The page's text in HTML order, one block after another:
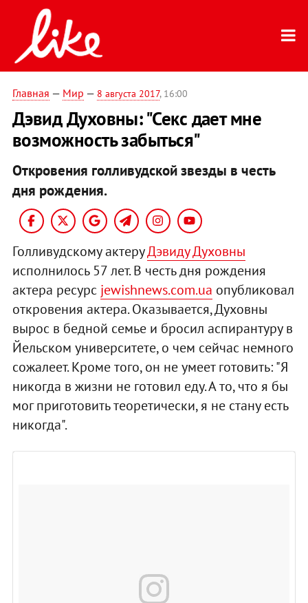
Главная — Мир — 8 августа 2017, 16:00
Дэвид Духовны: "Секс дает мне
возможность забыться"
Откровения голливудской звезды в честь
дня рождения.
Голливудскому актеруДэвиду Духовны
исполнилось 57 лет. В честь дня рождения
актера ресурс jewishnews.com.ua опубликовал
откровения актера. Оказывается, Духовны
вырос в бедной семье и бросил аспирантуру в
Йельском университете, о чем сейчас немного
сожалеет. Кроме того, он не умеет готовить: "Я
никогда в жизни не готовил еду. А то, что я бы
мог приготовить теоретически, я не стану есть
никогда".